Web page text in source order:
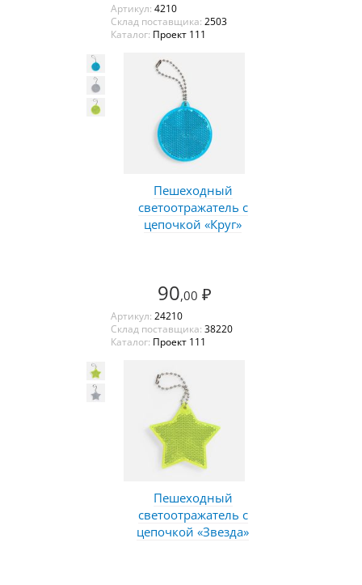
Артикул: 4210
Склад поставщика: 2503
Каталог: Проект 111
Пешеходный
светоотражатель с
цепочкой «Круг»
90,00 ₽
Артикул: 24210
Склад поставщика: 38220
Каталог: Проект 111
Пешеходный
светоотражатель с
цепочкой «Звезда»